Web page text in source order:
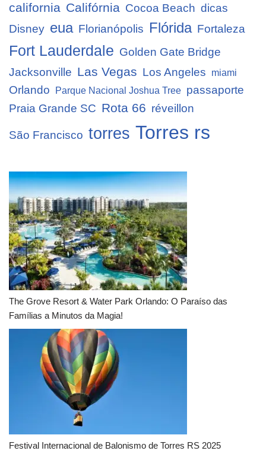
california Califórnia Cocoa Beach dicas
Disney eua Florianópolis Flórida Fortaleza
Fort Lauderdale Golden Gate Bridge
Jacksonville Las Vegas Los Angeles miami
Orlando Parque Nacional Joshua Tree passaporte
Praia Grande SC Rota 66 réveillon
São Francisco torres Torres rs
The Grove Resort & Water Park Orlando: O Paraíso das
Famílias a Minutos da Magia!
Festival Internacional de Balonismo de Torres RS 2025